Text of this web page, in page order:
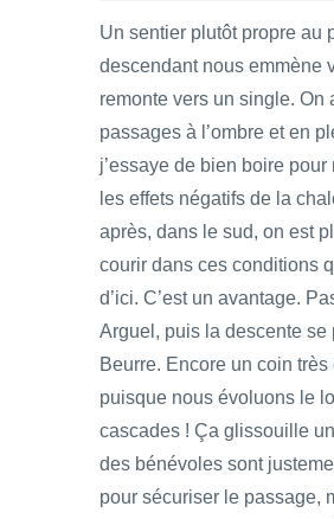
Un sentier plutôt propre au
descendant nous emmène
remonte vers un single. On
passages à l’ombre et en
j’essaye de bien boire pour
les effets négatifs de la
après, dans le sud, on est
courir dans ces conditions
d’ici. C’est un avantage.
Arguel, puis la descente se
Beurre. Encore un coin très
puisque nous évoluons le
cascades ! Ça glissouille
des bénévoles sont
pour sécuriser le passage,